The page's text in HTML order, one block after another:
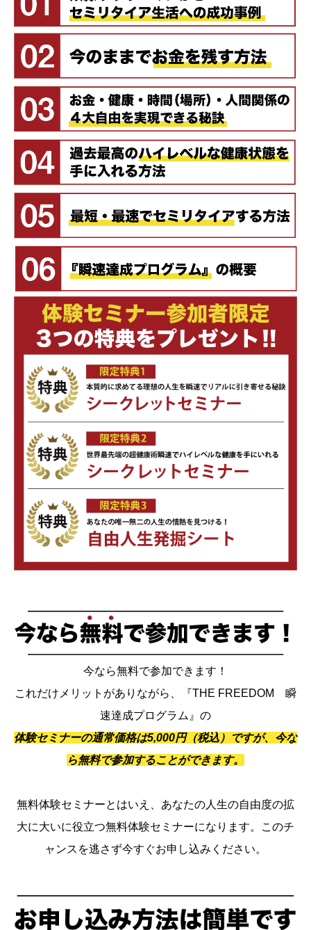
今なら無料で参加できます！
これだけメリットがありながら、『THE FREEDOM 瞬
速達成プログラム』の
体験セミナーの通常価格は5,000円（税込）ですが、今な
ら無料で参加することができます。
無料体験セミナーとはいえ、あなたの人生の自由度の拡
大に大いに役立つ無料体験セミナーになります。このチ
ャンスを逃さず今すぐお申し込みください。